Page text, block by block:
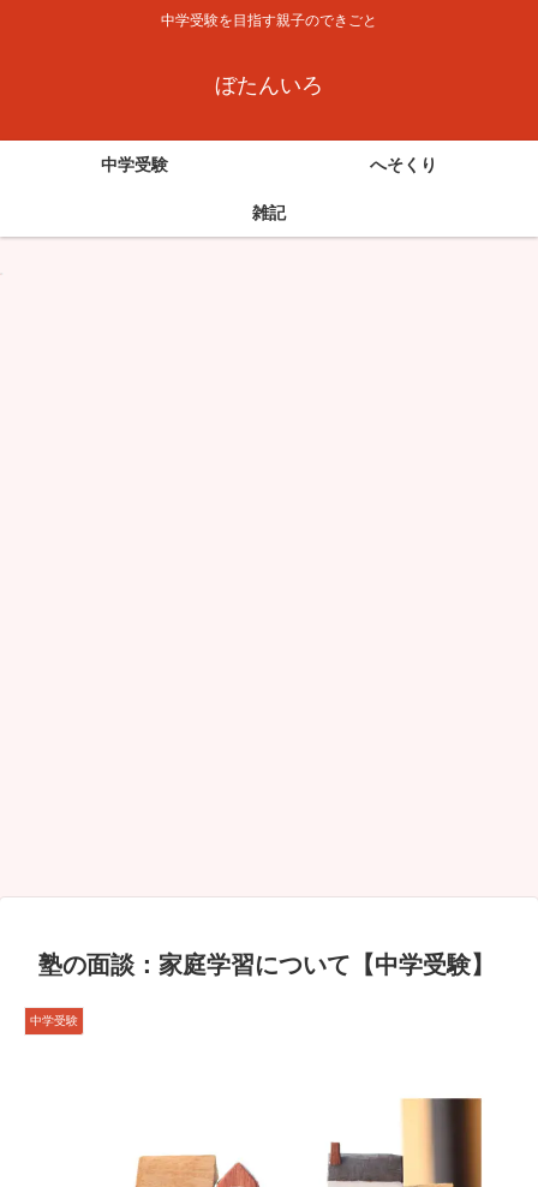
中学受験を目指す親子のできごと
ぼたんいろ
中学受験 へそくり
雑記
塾の面談：家庭学習について【中学受験】
中学受験